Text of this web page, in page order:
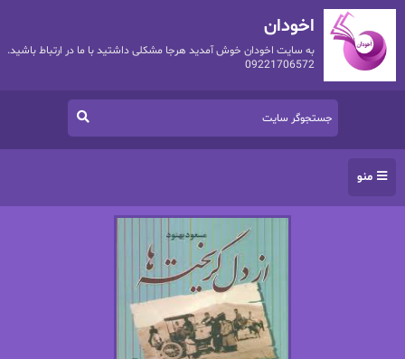
اخودان
به سایت اخودان خوش آمدید هرجا مشکلی داشتید با ما در ارتباط باشید.
09221706572
منو